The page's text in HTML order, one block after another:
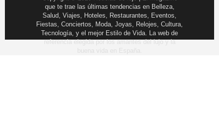
que te trae las últimas tendencias en Belleza,
Salud, Viajes, Hoteles, Restaurantes, Eventos,
Fiestas, Conciertos, Moda, Joyas, Relojes, Cultura,
Tecnología, y el mejor Estilo de Vida. La web de
referencia elegida por los amantes del lujo y la